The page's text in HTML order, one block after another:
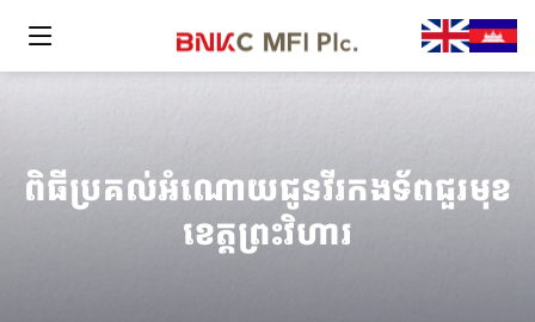
ពិធីប្រគល់អំណោយជូនវីរកងទ័ពជួរមុខ
ខេត្តព្រះវិហារ